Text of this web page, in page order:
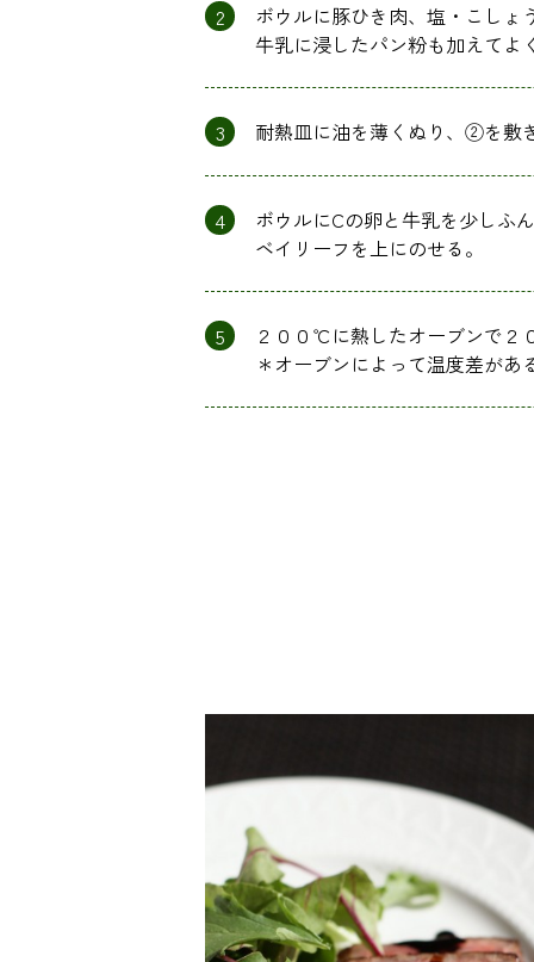
2
ボウルに豚ひき肉、塩・こし
牛乳に浸したパン粉も加えてよ
3 耐熱皿に油を薄くぬり、②を敷
4
ボウルにCの卵と牛乳を少しふ
ベイリーフを上にのせる。
5
２００℃に熱したオーブンで２
＊オーブンによって温度差が